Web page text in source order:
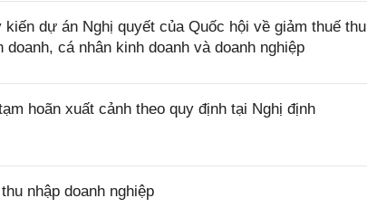
dự án Nghị quyết của Quốc hội về giảm thuế thu
cá nhân kinh doanh và doanh nghiệp
hoãn xuất cảnh theo quy định tại Nghị định
nhập doanh nghiệp